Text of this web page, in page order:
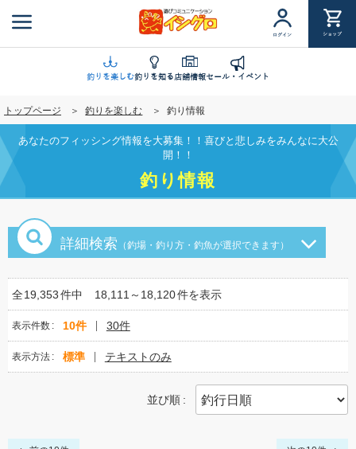
ン
に
移
動
ログイン ショップ
釣りを楽しむ釣りを知る店舗情報セール・イベント
トップページ 釣りを楽しむ 釣り情報
あなたのフィッシング情報を大募集！！喜びと悲しみをみんなに大公
開！！
釣り情報
詳細検索 （釣場・釣り方・釣魚が選択できます）
全19,353件中 18,111～18,120件を表示
表示件数 10件 30件
表示方法 標準 テキストのみ
並び順